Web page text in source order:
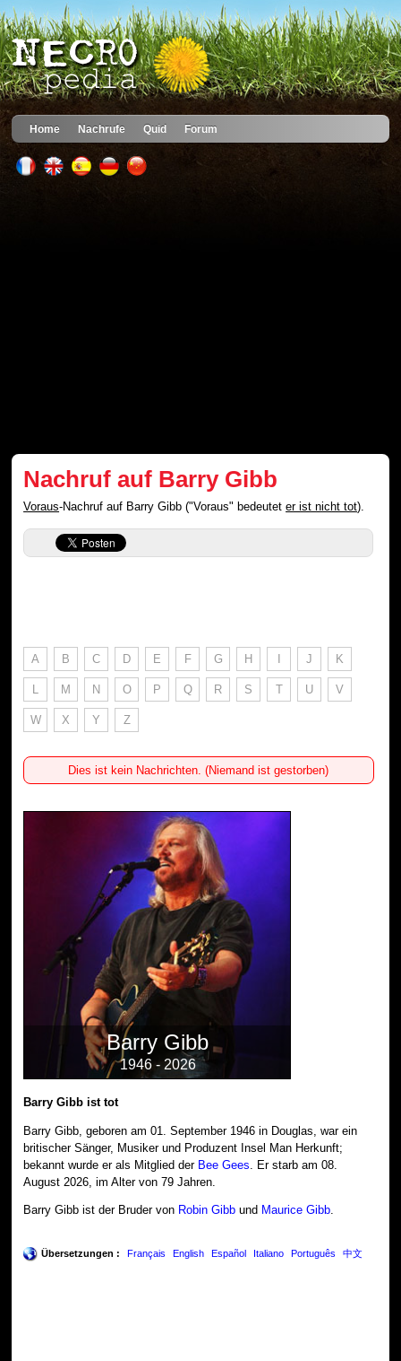
Home Nachrufe Quid Forum
Nachruf auf Barry Gibb
Voraus-Nachruf auf Barry Gibb ("Voraus" bedeuteter ist nicht tot).
A B C D E F G H I J K
L M N O P Q R S T U V
W X Y Z
Dies ist kein Nachrichten. (Niemand ist gestorben)
Barry Gibb
1946 - 2026
Barry Gibb ist tot
Barry Gibb, geboren am 01. September 1946 in Douglas, war ein
britischer Sänger, Musiker und Produzent Insel Man Herkunft;
bekannt wurde er als Mitglied der Bee Gees . Er starb am 08.
August 2026, im Alter von 79 Jahren.
Barry Gibb ist der Bruder von Robin Gibb und Maurice Gibb.
Übersetzungen : Français English Español Italiano Português 中文